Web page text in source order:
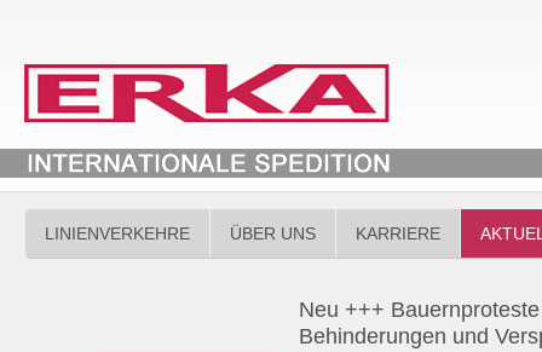
LINIENVERKEHRE ÜBER UNS KARRIERE
Neu +++
Behinderungen und